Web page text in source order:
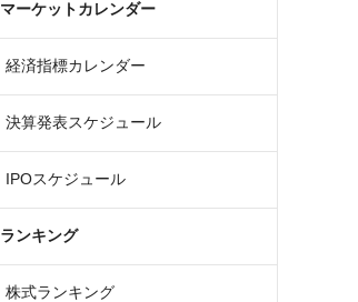
マーケットカレンダー
経済指標カレンダー
決算発表スケジュール
IPOスケジュール
ランキング
株式ランキング